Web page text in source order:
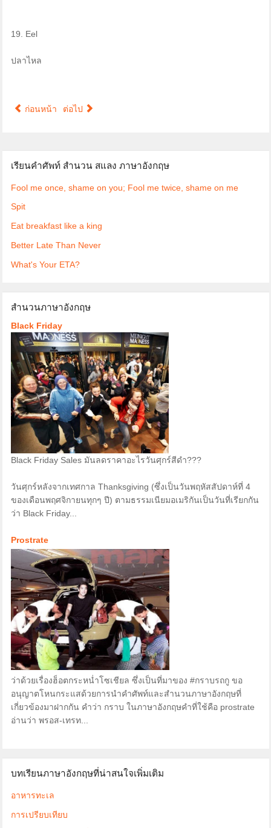
19. Eel
ปลาไหล
ก่อนหน้า ต่อไป
เรียนคำศัพท์ สำนวน สแลง ภาษาอังกฤษ
Fool me once, shame on you; Fool me twice, shame on me
Spit
Eat breakfast like a king
Better Late Than Never
What's Your ETA?
สำนวนภาษาอังกฤษ
Black Friday
Black Friday Sales มันลดราคาอะไรวันศุกร์สีดำ???
วันศุกร์หลังจากเทศกาล Thanksgiving (ซึ่งเป็นวันพฤหัสสัปดาห์ที่ 4
ของเดือนพฤศจิกายนทุกๆ ปี) ตามธรรมเนียมอเมริกันเป็นวันที่เรียกกัน
ว่า Black Friday...
Prostrate
ว่าด้วยเรื่องฮ็อตกระหน่ำโซเชียล ซึ่งเป็นที่มาของ #กราบรถกู ขอ
อนุญาตโหนกระแสด้วยการนำคำศัพท์และสำนวนภาษาอังกฤษที่
เกี่ยวข้องมาฝากกัน คำว่า กราบ ในภาษาอังกฤษคำที่ใช้คือ prostrate
อ่านว่า พรอส-เทรท...
บทเรียนภาษาอังกฤษที่น่าสนใจเพิ่มเติม
อาหารทะเล
การเปรียบเทียบ